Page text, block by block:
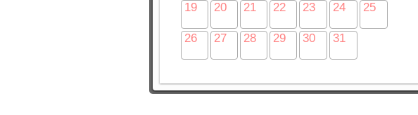
19 20 21 22 23 24 25
26 27 28 29 30 31